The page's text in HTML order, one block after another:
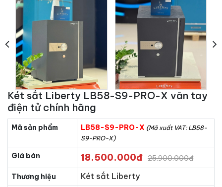
Két sắt Liberty LB58-S9-PRO-X vân tay
điện tử chính hãng
Mã sản phẩm LB58-S9-PRO-X (Mã xuất VAT: LB58-
S9-PRO-X)
Giá bán 18.500.000đ 25.900.000đ
Thương hiệu Két sắt Liberty